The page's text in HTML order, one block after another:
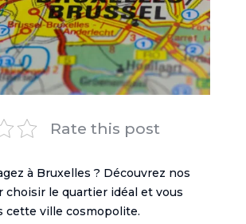
Rate this post
à Bruxelles ? Découvrez nos
choisir le quartier idéal et vous
cette ville cosmopolite.